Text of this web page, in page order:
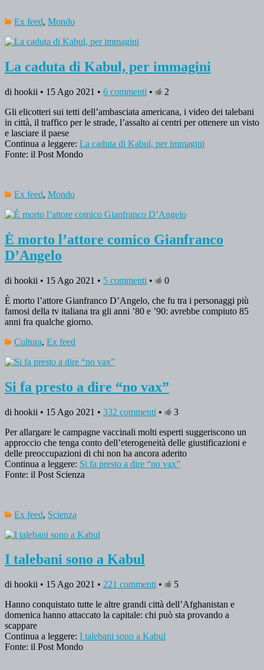
Ex feed, Mondo
La caduta di Kabul, per immagini
di hookii • 15 Ago 2021 • 6 commenti •
2
Gli elicotteri sui tetti dell’ambasciata americana, i video dei talebani
in città, il traffico per le strade, l’assalto ai centri per ottenere un visto
e lasciare il paese
Continua a leggere: La caduta di Kabul, per immagini
Fonte: il Post Mondo
Ex feed, Mondo
È morto l’attore comico Gianfranco
D’Angelo
di hookii • 15 Ago 2021 • 5 commenti •
0
È morto l’attore Gianfranco D’Angelo, che fu tra i personaggi più
famosi della tv italiana tra gli anni ’80 e ’90: avrebbe compiuto 85
anni fra qualche giorno.
Cultura, Ex feed
Si fa presto a dire “no vax”
di hookii • 15 Ago 2021 • 332 commenti •
3
Per allargare le campagne vaccinali molti esperti suggeriscono un
approccio che tenga conto dell’eterogeneità delle giustificazioni e
delle preoccupazioni di chi non ha ancora aderito
Continua a leggere: Si fa presto a dire “no vax”
Fonte: il Post Scienza
Ex feed, Scienza
I talebani sono a Kabul
di hookii • 15 Ago 2021 • 221 commenti •
5
Hanno conquistato tutte le altre grandi città dell’Afghanistan e
domenica hanno attaccato la capitale: chi può sta provando a
scappare
Continua a leggere: I talebani sono a Kabul
Fonte: il Post Mondo